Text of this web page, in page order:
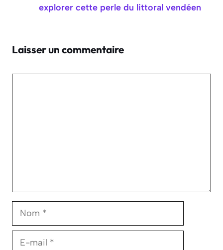
explorer cette perle du littoral vendéen
Laisser un commentaire
Nom
E-